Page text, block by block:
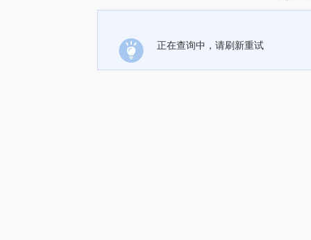
正在查询中，请刷新重试